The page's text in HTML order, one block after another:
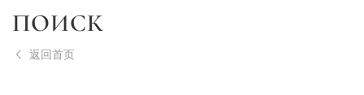
ПОИСК
返回首页